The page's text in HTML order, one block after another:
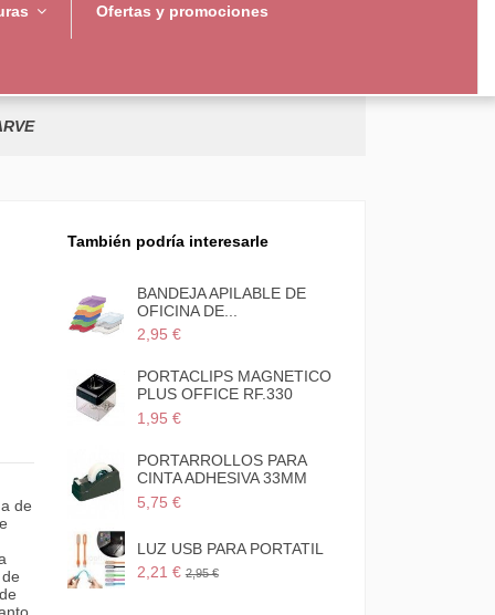
Ofertas y promociones
de
También podría interesarle
BANDEJA APILABLE DE
OFICINA DE...
2,95 €
PORTACLIPS MAGNETICO
PLUS OFFICE RF.330
1,95 €
PORTARROLLOS PARA
CINTA ADHESIVA 33MM
5,75 €
LUZ USB PARA PORTATIL
2,21 € 2,95 €